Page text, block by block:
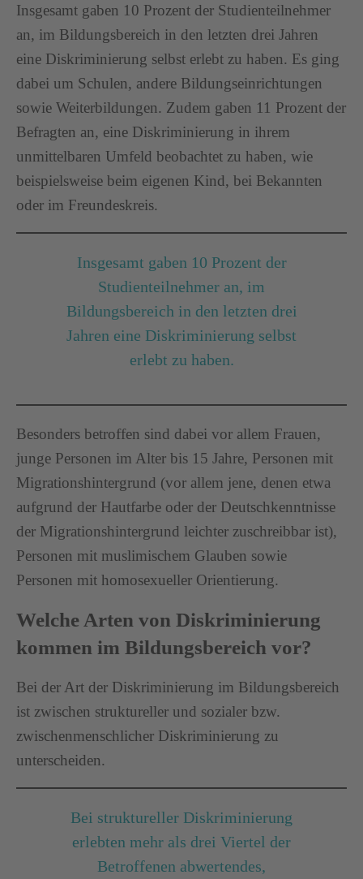
Insgesamt gaben 10 Prozent der Studienteilnehmer
an, im Bildungsbereich in den letzten drei Jahren
eine Diskriminierung selbst erlebt zu haben. Es ging
dabei um Schulen, andere Bildungseinrichtungen
sowie Weiterbildungen. Zudem gaben 11 Prozent der
Befragten an, eine Diskriminierung in ihrem
unmittelbaren Umfeld beobachtet zu haben, wie
beispielsweise beim eigenen Kind, bei Bekannten
oder im Freundeskreis.
Insgesamt gaben 10 Prozent der
Studienteilnehmer an, im
Bildungsbereich in den letzten drei
Jahren eine Diskriminierung selbst
erlebt zu haben.
Besonders betroffen sind dabei vor allem Frauen,
junge Personen im Alter bis 15 Jahre, Personen mit
Migrationshintergrund (vor allem jene, denen etwa
aufgrund der Hautfarbe oder der Deutschkenntnisse
der Migrationshintergrund leichter zuschreibbar ist),
Personen mit muslimischem Glauben sowie
Personen mit homosexueller Orientierung.
Welche Arten von Diskriminierung
kommen im Bildungsbereich vor?
Bei der Art der Diskriminierung im Bildungsbereich
ist zwischen struktureller und sozialer bzw.
zwischenmenschlicher Diskriminierung zu
unterscheiden.
Bei struktureller Diskriminierung
erlebten mehr als drei Viertel der
Betroffenen abwertendes,